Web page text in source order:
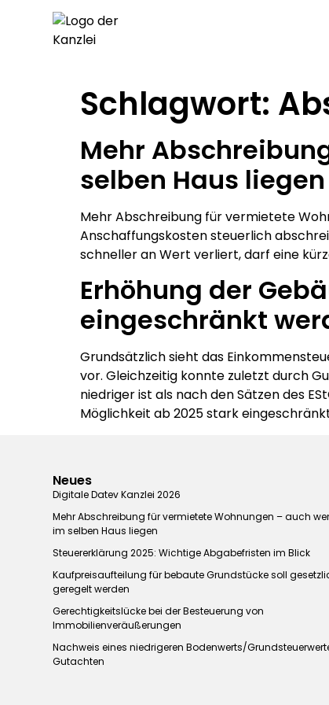
Schlagwort:
Mehr
selben Haus liegen
Mehr Abschreibung für vermietete
Anschaffungskosten steuerlich
schneller an Wert verliert, darf eine
Erhöhung der
eingeschränkt
Grundsätzlich sieht das
vor. Gleichzeitig konnte zuletzt durch
niedriger ist als nach den Sätzen des
Möglichkeit ab 2025 stark
Neues
Digitale Datev Kanzlei 2026
Mehr Abschreibung für vermietete Wohnungen – auch
im selben Haus liegen
Steuererklärung 2025: Wichtige Abgabefristen im Blick
Kaufpreisaufteilung für bebaute Grundstücke soll
geregelt werden
Gerechtigkeitslücke bei der Besteuerung von
Immobilienveräußerungen
Nachweis eines niedrigeren Bodenwerts/
Gutachten